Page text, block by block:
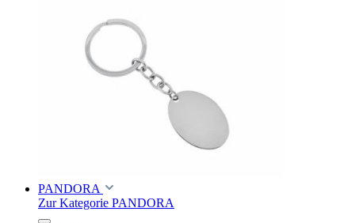
PANDORA
Zur Kategorie PANDORA